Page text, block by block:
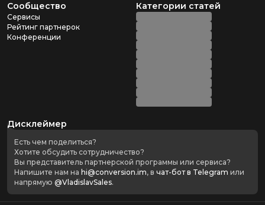
Сообщество
Сервисы
Рейтинг партнерок
Конференции
Категории статей
Дисклеймер
Есть чем поделиться?
Хотите обсудить сотрудничество?
Вы представитель партнерской программы или сервиса?
Напишите нам на hi@conversion.im, в чат-бот в Telegram или
напрямую @VladislavSales.